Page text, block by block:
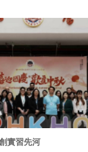
實習先河